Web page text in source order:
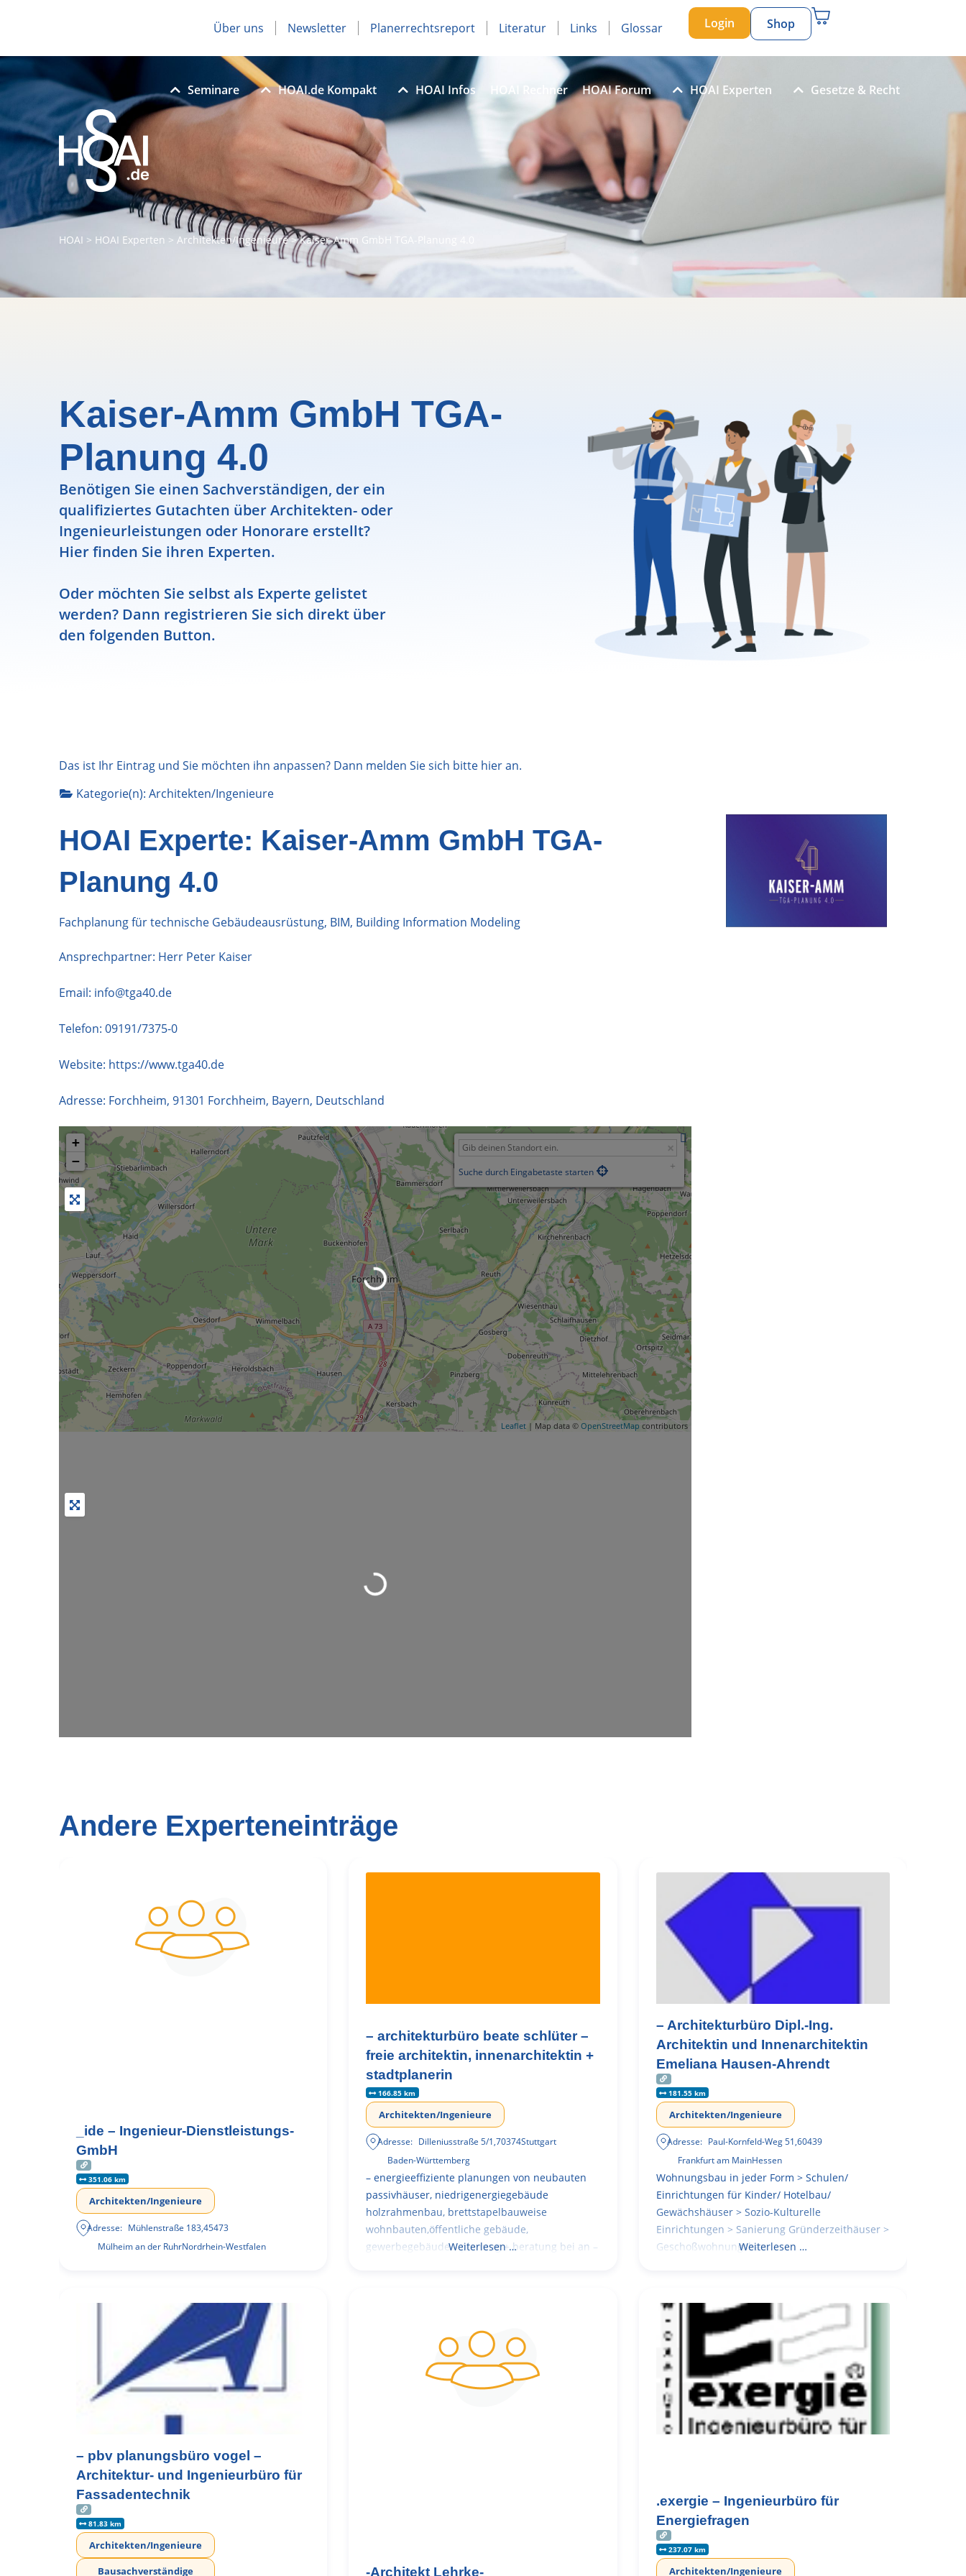
Über uns Newsletter Planerrechtsreport Literatur Links Glossar Login Shop
Seminare HOAI.de Kompakt HOAI Infos HOAI Rechner HOAI Forum HOAI Experten Gesetze & Recht
HOAI > HOAI Experten > Architekten/Ingenieure>Kaiser-Amm GmbH TGA-Planung 4.0
Kaiser-Amm GmbH TGA-
Planung 4.0
Benötigen Sie einen Sachverständigen, der ein
qualifiziertes Gutachten über Architekten- oder
Ingenieurleistungen oder Honorare erstellt?
Hier finden Sie ihren Experten.
Oder möchten Sie selbst als Experte gelistet
werden? Dann registrieren Sie sich direkt über
den folgenden Button.
Das ist Ihr Eintrag und Sie möchten ihn anpassen? Dann melden Sie sich bitte hieran.
Kategorie(n): Architekten/Ingenieure
HOAI Experte: Kaiser-Amm GmbH TGA-
Planung 4.0
Fachplanung für technische Gebäudeausrüstung, BIM, Building Information Modeling
Ansprechpartner: Herr Peter Kaiser
Email: info@tga40.de
Telefon: 09191/7375-0
Website: https://www.tga40.de
Adresse: Forchheim, 91301 Forchheim, Bayern, Deutschland
+
−
Suche durch Eingabetaste starten
Leaflet | Map data © OpenStreetMap contributors
Wird geladen …
Andere Experteneinträge
_ide – Ingenieur-Dienstleistungs-
GmbH
351.06 km
Architekten/Ingenieure
Adresse: Mühlenstraße 183,45473
Mülheim an der RuhrNordrhein-Westfalen
– architekturbüro beate schlüter –
freie architektin, innenarchitektin +
stadtplanerin
166.85 km
Architekten/Ingenieure
Adresse: Dilleniusstraße 5/1,70374Stuttgart
Baden-Württemberg
– energieeffiziente planungen von neubauten
passivhäuser, niedrigenergiegebäude
holzrahmenbau, brettstapelbauweise
wohnbauten,öffentliche gebäude,
gewerbegebäude – planung + beratung bei an –
Weiterlesen …
– Architekturbüro Dipl.-Ing.
Architektin und Innenarchitektin
Emeliana Hausen-Ahrendt
181.55 km
Architekten/Ingenieure
Adresse: Paul-Kornfeld-Weg 51,60439
Frankfurt am MainHessen
Wohnungsbau in jeder Form > Schulen/
Einrichtungen für Kinder/ Hotelbau/
Gewächshäuser > Sozio-Kulturelle
Einrichtungen > Sanierung Gründerzeithäuser >
GeschoßwohnungsbauWeiterlesen …
– pbv planungsbüro vogel –
Architektur- und Ingenieurbüro für
Fassadentechnik
81.83 km
Architekten/Ingenieure
Bausachverständige
-Architekt Lehrke-
.exergie – Ingenieurbüro für
Energiefragen
237.07 km
Architekten/Ingenieure